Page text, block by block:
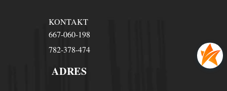
ADRES
KONTAKT
667-060-198
782-378-474